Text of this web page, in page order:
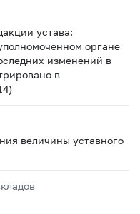
устава:
органе
изменений в
в
величины уставного